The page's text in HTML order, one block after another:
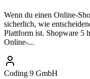
Wenn du einen Online-
sicherlich, wie
Plattform ist. Shopware 5
Online-...
Coding 9 GmbH